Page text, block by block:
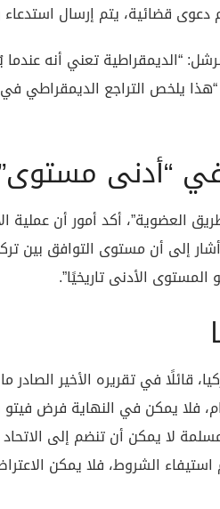
دعوى قضائية، يتم إرسال
“الديمقراطية تعني أنه عندما
يلخص التراجع الديمقراطي
“أدنى
العضوية”، أكد أمور أن عملية
إلى أن مستوى التوافق بين
فلا يمكن في النهاية فرض
لا يمكن أن تنضم إلى الاتحاد
الشروط، فلا يمكن